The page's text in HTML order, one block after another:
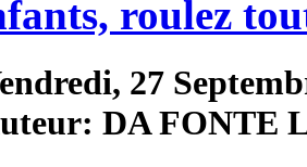
roulez
27
DA FONTE